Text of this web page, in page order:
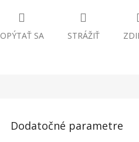
OPÝTAŤ SA STRÁŽIŤ
Dodatočné parametre